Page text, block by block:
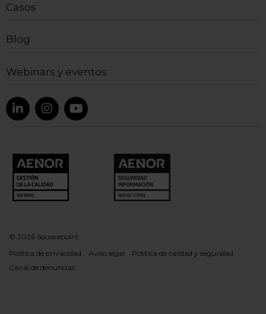
Casos
Blog
Webinars y eventos
© 2026 Squarepoint
Política de privacidad
Aviso legal
Política de calidad y seguridad
Canal de denuncias